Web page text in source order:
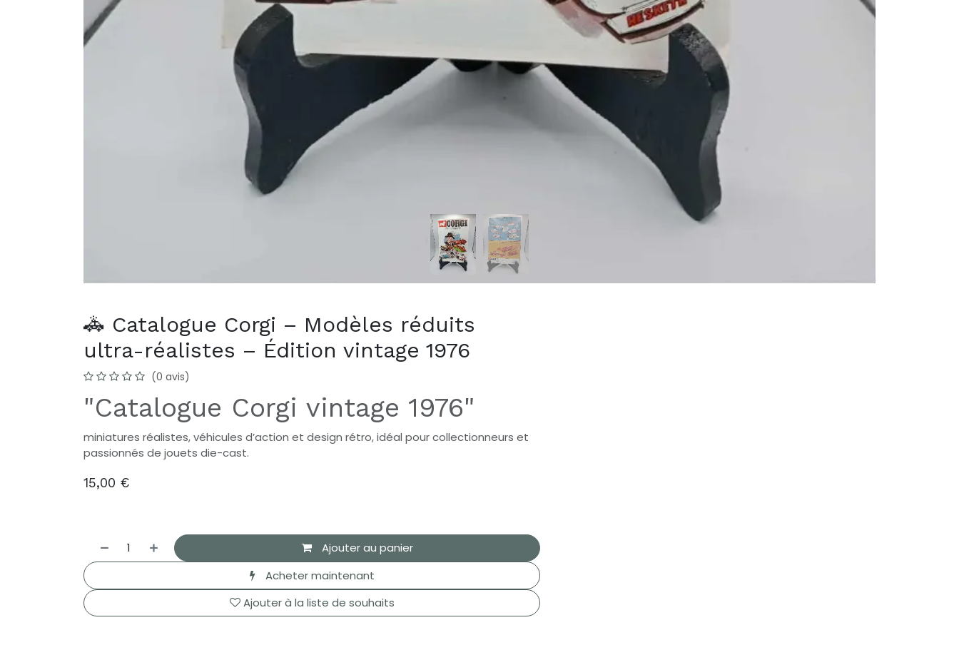
🚓 Catalogue Corgi – Modèles réduits
ultra-réalistes – Édition vintage 1976
(0 avis)
"Catalogue Corgi vintage 1976"
miniatures réalistes, véhicules d’action et design rétro, idéal pour collectionneurs et
passionnés de jouets die-cast.
15,00 €
Ajouter au panier
Acheter maintenant
Ajouter à la liste de souhaits